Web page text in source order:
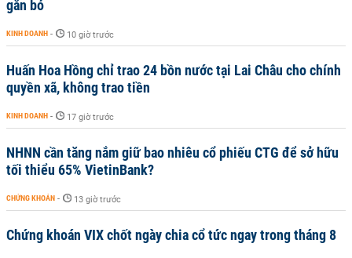
gắn bó
KINH DOANH - 10 giờ trước
Huấn Hoa Hồng chỉ trao 24 bồn nước tại Lai Châu cho chính
quyền xã, không trao tiền
KINH DOANH - 17 giờ trước
NHNN cần tăng nắm giữ bao nhiêu cổ phiếu CTG để sở hữu
tối thiểu 65% VietinBank?
CHỨNG KHOÁN - 13 giờ trước
Chứng khoán VIX chốt ngày chia cổ tức ngay trong tháng 8